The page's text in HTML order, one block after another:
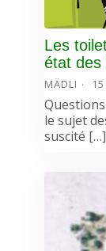
Les
état des
MÄDLI
le sujet
suscité […]